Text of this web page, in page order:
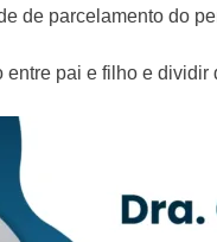
de parcelamento do
entre pai e filho e